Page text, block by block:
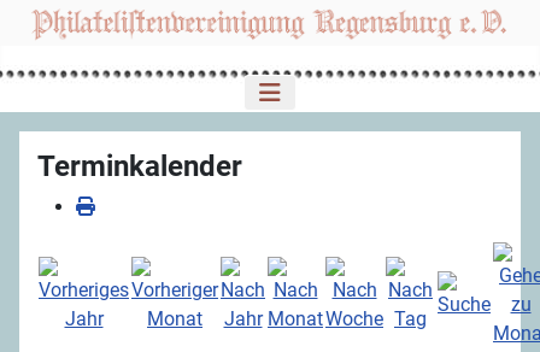
Terminkalender